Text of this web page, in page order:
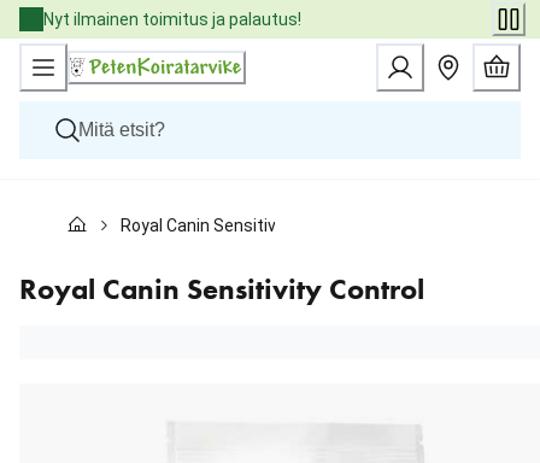
Skip
to
Content
Nyt ilmainen toimitus ja palautus!
Kissat
Eläinlääkäriruoat
Tuotemerkit
Royal Canin Sensitivity Control
Royal Canin Sensitivity Control